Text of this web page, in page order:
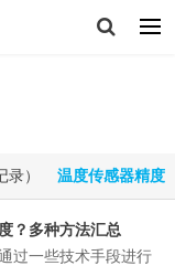
） 温度传感器精度
？多种方法汇总
过一些技术手段进行